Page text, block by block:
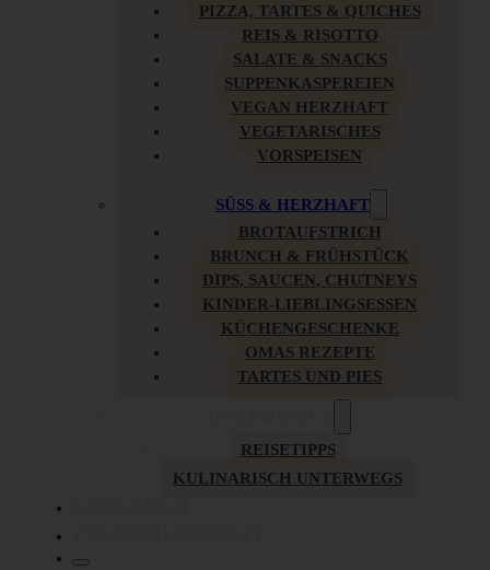
PIZZA, TARTES & QUICHES
REIS & RISOTTO
SALATE & SNACKS
SUPPENKASPEREIEN
VEGAN HERZHAFT
VEGETARISCHES
VORSPEISEN
SÜSS & HERZHAFT
BROTAUFSTRICH
BRUNCH & FRÜHSTÜCK
DIPS, SAUCEN, CHUTNEYS
KINDER-LIEBLINGSESSEN
KÜCHENGESCHENKE
OMAS REZEPTE
TARTES UND PIES
REISETIPPS
KULINARISCH UNTERWEGS